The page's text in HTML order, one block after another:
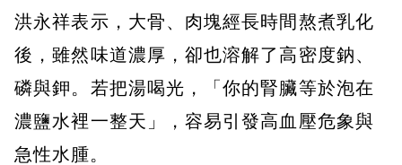
洪永祥表示，大骨、肉塊經長時間熬煮乳化
後，雖然味道濃厚，卻也溶解了高密度鈉、
磷與鉀。若把湯喝光，「你的腎臟等於泡在
濃鹽水裡一整天」，容易引發高血壓危象與
急性水腫。